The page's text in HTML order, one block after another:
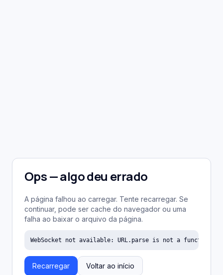
Ops — algo deu errado
A página falhou ao carregar. Tente recarregar. Se
continuar, pode ser cache do navegador ou uma
falha ao baixar o arquivo da página.
WebSocket not available: URL.parse is not a function
Recarregar Voltar ao início